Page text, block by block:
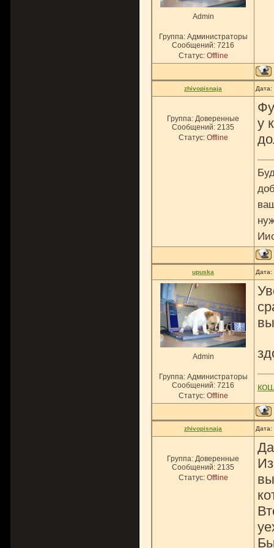
Admin
Группа: Администраторы
Сообщений: 7216
Статус: Offline
zhivopisnaja Дата:
Группа: Доверенные
Сообщений: 2135
Статус: Offline
у
upuska Дата:
Admin
Группа: Администраторы
Сообщений: 7216
Статус: Offline
zhivopisnaja Дата:
Группа: Доверенные
Сообщений: 2135
Статус: Offline